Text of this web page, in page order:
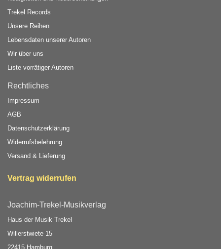
Trekel Records
Unsere Reihen
Lebensdaten unserer Autoren
Wir über uns
Liste vorrätiger Autoren
Rechtliches
Impressum
AGB
Datenschutzerklärung
Widerrufsbelehrung
Versand & Lieferung
Vertrag widerrufen
Joachim-Trekel-Musikverlag
Haus der Musik Trekel
Willerstwiete 15
22415 Hamburg